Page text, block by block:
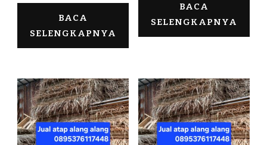
BACA
SELENGKAPNYA
BACA
SELENGKAPNYA